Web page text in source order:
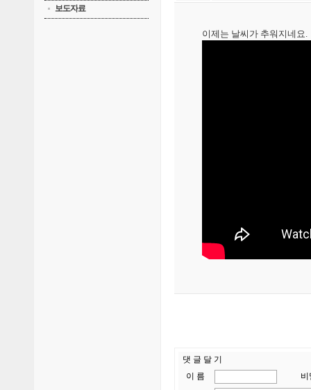
보도자료
이제는 날씨가 추워지네요.
댓 글 달 기
이 름
비